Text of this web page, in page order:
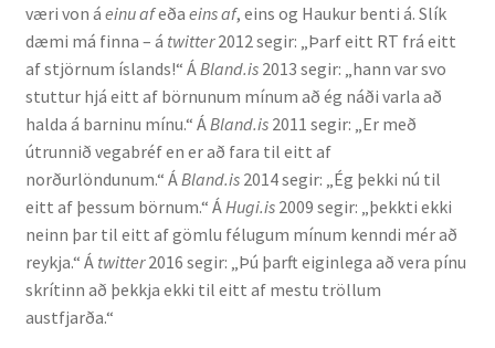
Samtímasetningafræði
Söguleg setningafræði
Hljóð og hljóðkerfi
Staða íslenskunnar
Ritverk og erindi
Bækur
væri von á einu afeða eins af, eins og Haukur benti á. Slík
dæmi má finna – á twitter2012 segir: „Þarf eitt RT frá eitt
af stjörnum íslands!“ Á Bland.is 2013 segir: „hann var svo
stuttur hjá eitt af börnunum mínum að ég náði varla að
halda á barninu mínu.“ Á Bland.is 2011 segir: „Er með
útrunnið vegabréf en er að fara til eitt af
norðurlöndunum.“ Á Bland.is 2014 segir: „Ég þekki nú til
eitt af þessum börnum.“ Á Hugi.is 2009 segir: „þekkti ekki
neinn þar til eitt af gömlu félugum mínum kenndi mér að
reykja.“ Á twitter2016 segir: „Þú þarft eiginlega að vera pínu
skrítinn að þekkja ekki til eitt af mestu tröllum
austfjarða.“